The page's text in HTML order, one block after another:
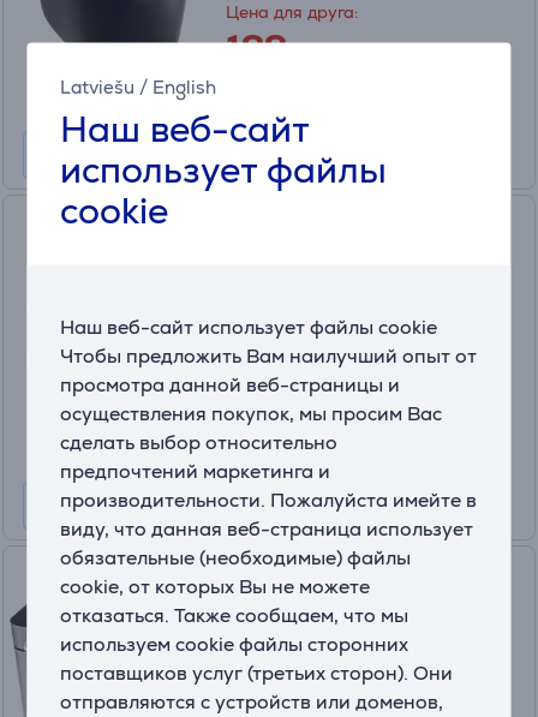
Latviešu / English
Наш веб-сайт
использует файлы
cookie
Наш веб-сайт использует файлы cookie
Чтобы предложить Вам наилучший опыт от
просмотра данной веб-страницы и
осуществления покупок, мы просим Вас
сделать выбор относительно
предпочтений маркетинга и
производительности. Пожалуйста имейте в
виду, что данная веб-страница использует
обязательные (необходимые) файлы
cookie, от которых Вы не можете
отказаться. Также сообщаем, что мы
используем cookie файлы сторонних
поставщиков услуг (третьих сторон). Они
отправляются с устройств или доменов,
Цена для друга:
199
На складе
Цена:
139 .99 €
10 месяцев 15 €
Stollar, 710 Вт, черный/нерж.
сталь - Хлебопечка
MCS520
На складе